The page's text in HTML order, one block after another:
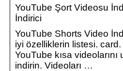
YouTube Şort Videosu
İndirici
YouTube Shorts Video
iyi özelliklerin listesi. card.
YouTube kısa videolarını
indirin. Videoları …